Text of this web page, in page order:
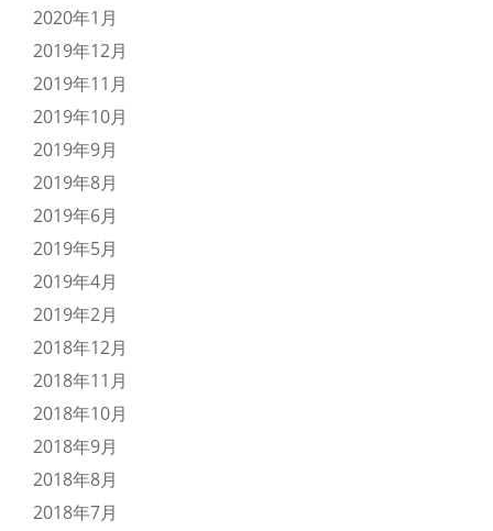
2020年1月
2019年12月
2019年11月
2019年10月
2019年9月
2019年8月
2019年6月
2019年5月
2019年4月
2019年2月
2018年12月
2018年11月
2018年10月
2018年9月
2018年8月
2018年7月